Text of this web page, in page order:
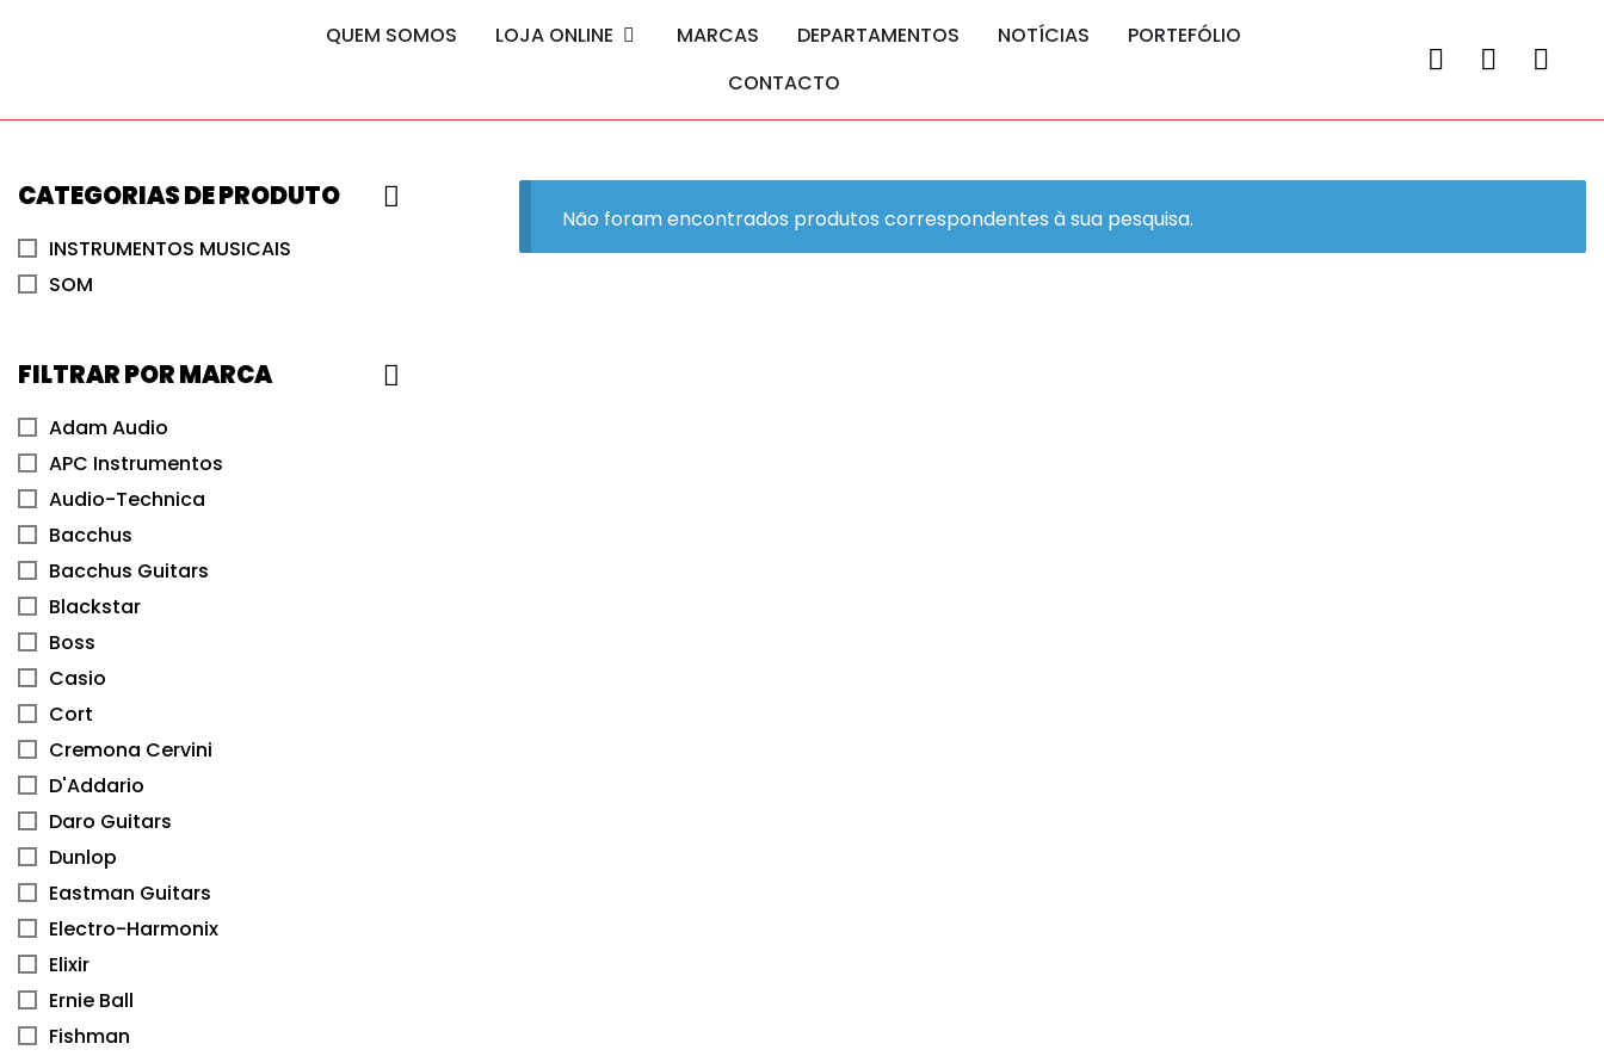
QUEM SOMOS LOJA ONLINE MARCAS DEPARTAMENTOS NOTÍCIAS
PORTEFÓLIO
CONTACTO
Não foram encontrados produtos correspondentes à sua pesquisa.
CATEGORIAS DE PRODUTO
INSTRUMENTOS MUSICAIS
SOM
FILTRAR POR MARCA
Adam Audio
APC Instrumentos
Audio-Technica
Bacchus
Bacchus Guitars
Blackstar
Boss
Casio
Cort
Cremona Cervini
D'Addario
Daro Guitars
Dunlop
Eastman Guitars
Electro-Harmonix
Elixir
Ernie Ball
Fishman